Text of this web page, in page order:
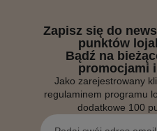
Zapisz się do
punktów
Bądź na
promocjami
Jako zarejestrowany
regulaminem programu
dodatkowe 100